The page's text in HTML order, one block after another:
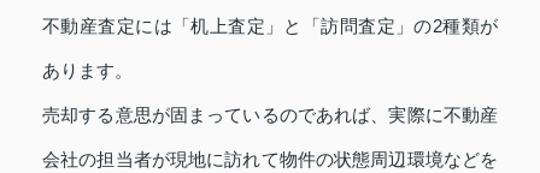
不動産査定には「机上査定」と「訪問査定」の2種類が
あります。
売却する意思が固まっているのであれば、実際に不動産
会社の担当者が現地に訪れて物件の状態周辺環境などを